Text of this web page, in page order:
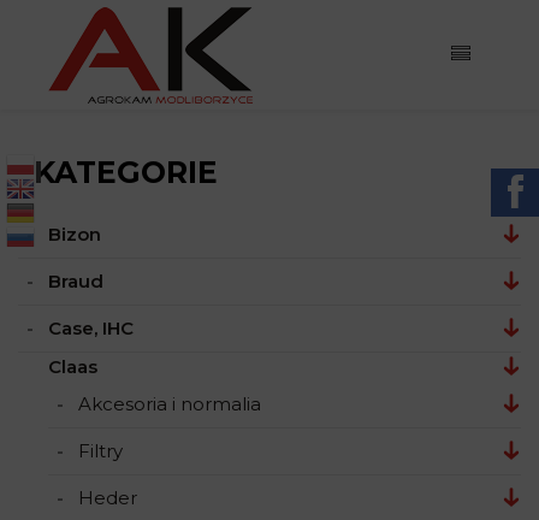
KATEGORIE
Bizon
Braud
Case, IHC
Claas
Akcesoria i normalia
Filtry
Heder
